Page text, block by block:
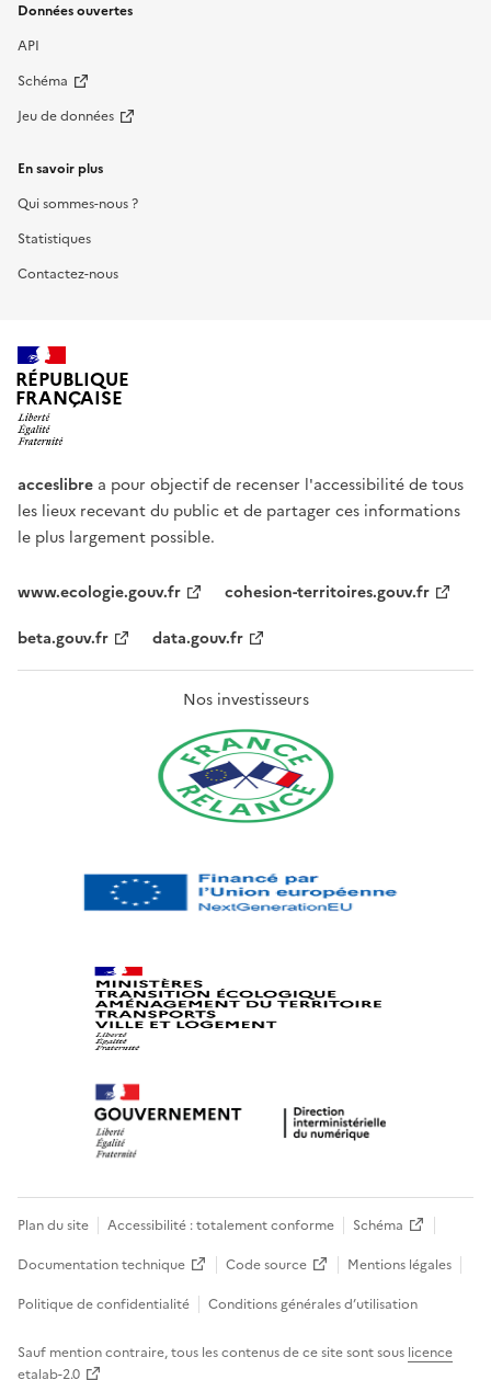
Données ouvertes
API
Schéma
Jeu de données
En savoir plus
Qui sommes-nous ?
Statistiques
Contactez-nous
RÉPUBLIQUE
FRANÇAISE
acceslibre a pour objectif de recenser l'accessibilité de tous
les lieux recevant du public et de partager ces informations
le plus largement possible.
www.ecologie.gouv.fr
cohesion-territoires.gouv.fr
beta.gouv.fr
data.gouv.fr
Nos investisseurs
Plan du site Accessibilité : totalement conforme
Schéma
Documentation technique
Code source
Mentions légales
Politique de confidentialité
Conditions générales d’utilisation
Sauf mention contraire, tous les contenus de ce site sont sous licence
etalab-2.0